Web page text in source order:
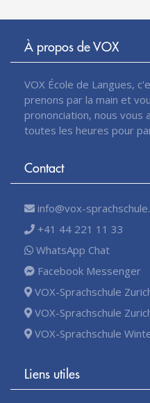
À propos de VOX
VOX École de Langues,
prenons par la main et
prononciation, nous
toutes les heures pour
Contact
info@vox-
+41 44 221 11 33
WhatsApp Chat
Facebook Messenger
VOX-Sprachschule
VOX-Sprachschule
VOX-Sprachschule
Liens utiles